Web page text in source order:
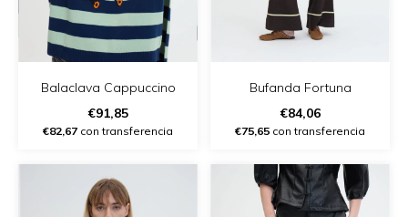
Balaclava Cappuccino
€91,85
€82,67 con transferencia
Bufanda Fortuna
€84,06
€75,65 con transferencia